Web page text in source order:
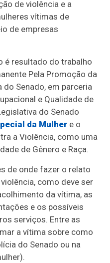
de violência e a
vítimas de
de empresas
é resultado do trabalho
Pela Promoção da
do Senado, em parceria
e Qualidade de
do Senado
da Mulher e o
a Violência, como uma
de Gênero e Raça.
de onde fazer o relato
como deve ser
da vítima, as
e os possíveis
serviços. Entre as
a vítima sobre como
do Senado ou na